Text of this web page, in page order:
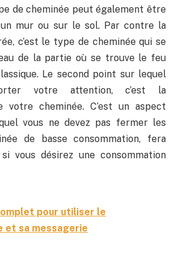
de cheminée peut également être
mur ou sur le sol. Par contre la
c’est le type de cheminée qui se
de la partie où se trouve le feu
Le second point sur lequel
votre attention, c’est la
votre cheminée. C’est un aspect
vous ne devez pas fermer les
de basse consommation, fera
vous désirez une consommation
pour utiliser le
et sa messagerie